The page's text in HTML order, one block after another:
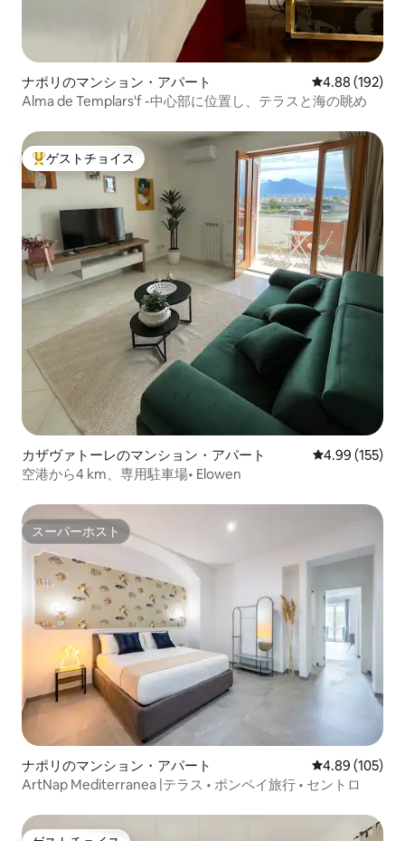
ナポリのマンション・アパート レビュー192
4.88 (192)
Alma de Templars'f -中心部に位置し、テラスと海の眺め
大好評のゲストチョイスです。
ゲストチョイス
カザヴァトーレのマンション・アパート レビュー155
4.99 (155)
空港から4 km、専用駐車場• Elowen
スーパーホスト
スーパーホスト
ナポリのマンション・アパート レビュー105
4.89 (105)
ArtNap Mediterranea |テラス • ポンペイ旅行 • セントロ